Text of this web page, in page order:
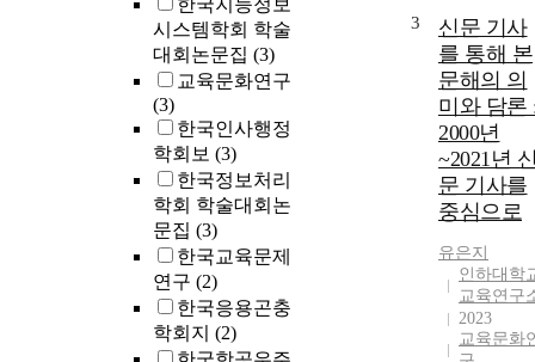
한국지능정보
시스템학회 학술
대회논문집 (3)
교육문화연구
(3)
한국인사행정
학회보 (3)
한국정보처리
학회 학술대회논
문집 (3)
한국교육문제
연구 (2)
한국응용곤충
학회지 (2)
3
신문 기사
를 통해 본
문해의 의
미와 담론
2000년
~2021년
문 기사를
중심으로
유은지
인하대학
교육연구
2023
교육문화